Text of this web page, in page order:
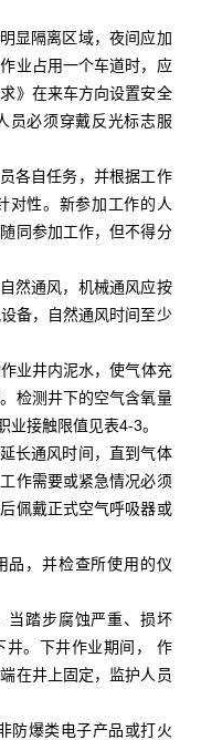
显隔离区域，夜间应加
业占用一个车道时，应
》在来车方向设置安全
员必须穿戴反光标志服
各自任务，并根据工作
对性。新参加工作的人
同参加工作，但不得分
然通风，机械通风应按
备，自然通风时间至少
业井内泥水，使气体充
检测井下的空气含氧量
业接触限值见表4-3。
长通风时间，直到气体
作需要或紧急情况必须
佩戴正式空气呼吸器或
品，并检查所使用的仪
当踏步腐蚀严重、损坏
井。下井作业期间， 作
在井上固定，监护人员
防爆类电子产品或打火